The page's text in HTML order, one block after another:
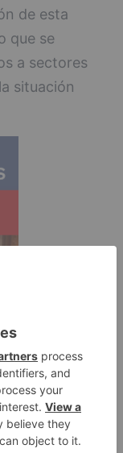
de esta
que se
a sectores
situación
Igea y
decisiones
social
pandemia.